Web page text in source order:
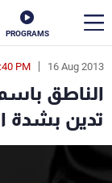
PROGRAMS
16 Aug 2013
PM
الناطق باسم
تدين بشدة
en
الأخبار
سياسة